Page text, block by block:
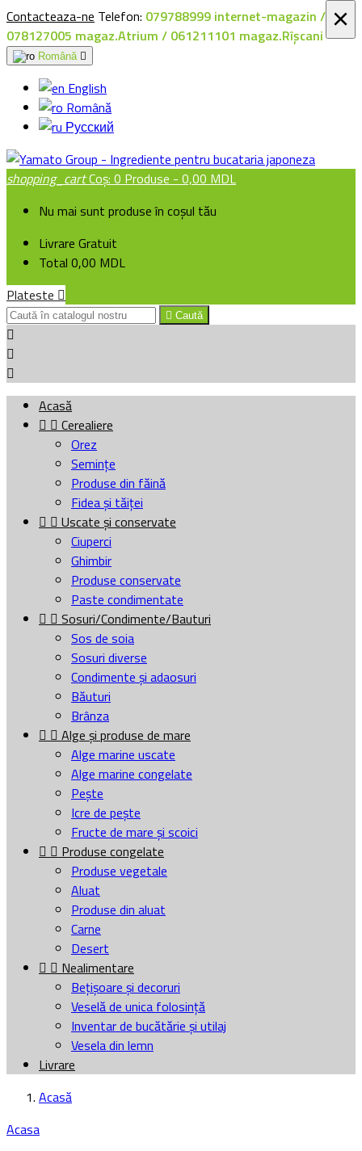
Contacteaza-ne Telefon: 079788999 internet-magazin /
078127005 magaz.Atrium / 061211101 magaz.Rîșcani
Română 
English
Română
Русский
shopping_cartCoș: 0 Produse - 0,00 MDL
Nu mai sunt produse în coșul tău
Livrare Gratuit
Total 0,00 MDL
Plateste 
 Caută



Acasă
  Cerealiere
Orez
Semințe
Produse din făină
Fidea și tăiței
  Uscate și conservate
Ciuperci
Ghimbir
Produse conservate
Paste condimentate
  Sosuri/Condimente/Bauturi
Sos de soia
Sosuri diverse
Condimente și adaosuri
Băuturi
Brânza
  Alge și produse de mare
Alge marine uscate
Alge marine congelate
Pește
Icre de pește
Fructe de mare și scoici
  Produse congelate
Produse vegetale
Aluat
Produse din aluat
Carne
Desert
  Nealimentare
Bețișoare și decoruri
Veselă de unica folosință
Inventar de bucătărie și utilaj
Vesela din lemn
Livrare
Acasă
Acasa
×